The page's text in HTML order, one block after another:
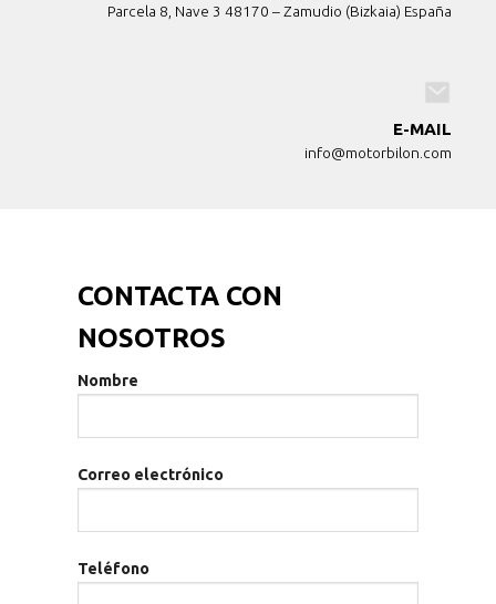
Parcela 8, Nave 3 48170 – Zamudio (Bizkaia) España
E-MAIL
info@motorbilon.com
CONTACTA CON
NOSOTROS
Nombre
Correo electrónico
Teléfono